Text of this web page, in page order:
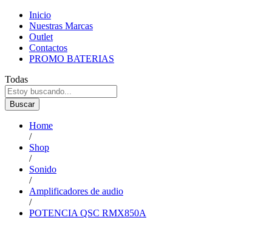
Inicio
Nuestras Marcas
Outlet
Contactos
PROMO BATERIAS
Todas
Buscar
Home
/
Shop
/
Sonido
/
Amplificadores de audio
/
POTENCIA QSC RMX850A